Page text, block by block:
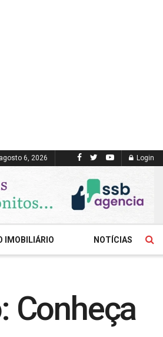
6, 2026 Login
IMOBILIÁRIO NOTÍCIAS
Conheça